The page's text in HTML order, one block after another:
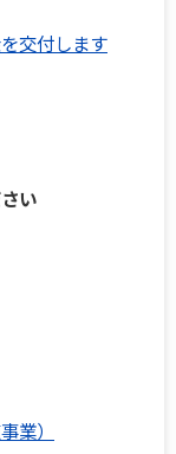
交付します
い
業）